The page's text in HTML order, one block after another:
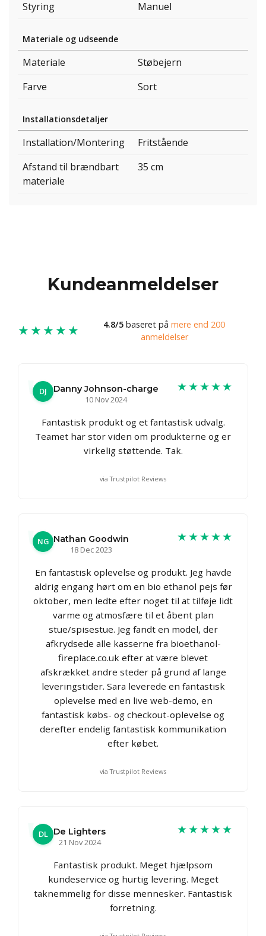
Styring Manuel
Materiale og udseende
Materiale
Støbejern
Farve
Sort
Installationsdetaljer
Installation/Montering
Fritstående
Afstand til brændbart
materiale
35 cm
Kundeanmeldelser
★★★★★ 4.8/5 baseret på mere end 200
anmeldelser
DJ
Danny Johnson-charge
10 Nov 2024
★★★★★
Fantastisk produkt og et fantastisk udvalg.
Teamet har stor viden om produkterne og er
virkelig støttende. Tak.
via Trustpilot Reviews
NG Nathan Goodwin
18 Dec 2023
★★★★★
En fantastisk oplevelse og produkt. Jeg havde
aldrig engang hørt om en bio ethanol pejs før
oktober, men ledte efter noget til at tilføje lidt
varme og atmosfære til et åbent plan
stue/spisestue. Jeg fandt en model, der
afkrydsede alle kasserne fra bioethanol-
fireplace.co.uk efter at være blevet
afskrækket andre steder på grund af lange
leveringstider. Sara leverede en fantastisk
oplevelse med en live web-demo, en
fantastisk købs- og checkout-oplevelse og
derefter endelig fantastisk kommunikation
efter købet.
via Trustpilot Reviews
DL De Lighters
21 Nov 2024
★★★★★
Fantastisk produkt. Meget hjælpsom
kundeservice og hurtig levering. Meget
taknemmelig for disse mennesker. Fantastisk
forretning.